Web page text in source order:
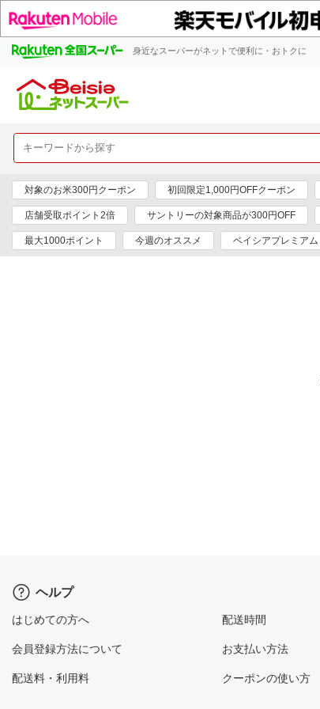
身近なスーパーがネットで便利に・おトクに
対象のお米300円クーポン 初回限定1,000円OFFクーポン
店舗受取ポイント2倍 サントリーの対象商品が300円OFF
最大1000ポイント 今週のオススメ ベイシアプレミアム
ヘルプ
はじめての方へ
会員登録方法について
配送料・利用料
配送時間
お支払い方法
クーポンの使い方